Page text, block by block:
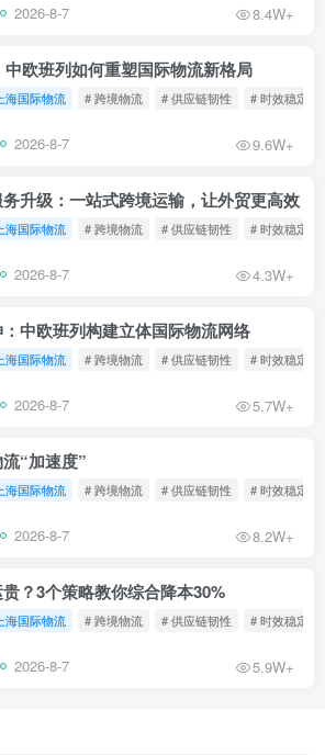
2026-8-7 8.4W+
欧班列如何重塑国际物流新格局
海国际物流 # 跨境物流 # 供应链韧性 # 时效稳定
2026-8-7 9.6W+
升级：一站式跨境运输，让外贸更高效
海国际物流 # 跨境物流 # 供应链韧性 # 时效稳定
2026-8-7 4.3W+
中欧班列构建立体国际物流网络
海国际物流 # 跨境物流 # 供应链韧性 # 时效稳定
2026-8-7 5.7W+
“加速度”
海国际物流 # 跨境物流 # 供应链韧性 # 时效稳定
2026-8-7 8.2W+
？3个策略教你综合降本30%
海国际物流 # 跨境物流 # 供应链韧性 # 时效稳定
2026-8-7 5.9W+